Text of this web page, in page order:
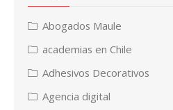
Abogados Maule
academias en Chile
Adhesivos Decorativos
Agencia digital